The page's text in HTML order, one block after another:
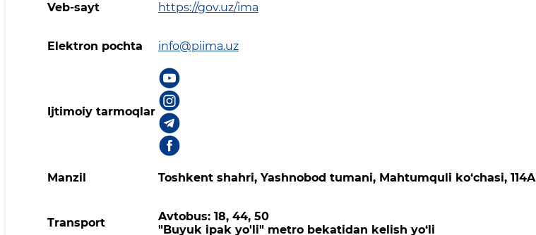
Veb-sayt https://gov.uz/ima
Elektron pochta info@piima.uz
Ijtimoiy tarmoqlar
Manzil Toshkent shahri, Yashnobod tumani, Mahtumquli ko‘chasi, 114A
Transport
Avtobus: 18, 44, 50
"Buyuk ipak yo'li" metro bekatidan kelish yo‘li